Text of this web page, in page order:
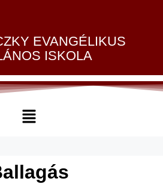
EVANGÉLIKUS
ISKOLA